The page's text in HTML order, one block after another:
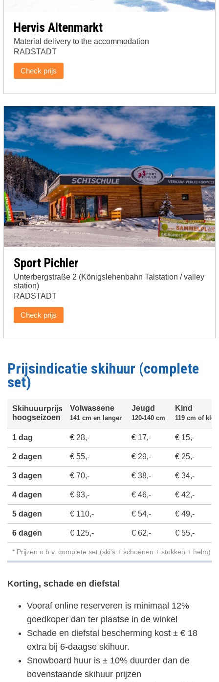
Hervis Altenmarkt
Material delivery to the accommodation
RADSTADT
Check prijs
Sport Pichler
Unterbergstraße 2 (Königslehenbahn Talstation / valley
station)
RADSTADT
Check prijs
Prijsindicatie skihuur (complete
set)
Skihuuurprijs
hoogseizoen
Volwassene
141 cm en langer
Jeugd
120-140 cm
Kind
119 cm of
1 dag € 28,- € 17,- € 15,-
2 dagen € 55,- € 29,- € 25,-
3 dagen € 70,- € 38,- € 34,-
4 dagen € 93,- € 46,- € 42,-
5 dagen € 110,- € 54,- € 49,-
6 dagen € 125,- € 62,- € 55,-
* Prijzen o.b.v. complete set (ski's + schoenen + stokken + helm)
Korting, schade en diefstal
Vooraf online reserveren is minimaal 12%
goedkoper dan ter plaatse in de winkel
Schade en diefstal bescherming kost ± € 18
extra bij 6-daagse skihuur.
Snowboard huur is ± 10% duurder dan de
bovenstaande skihuur prijzen